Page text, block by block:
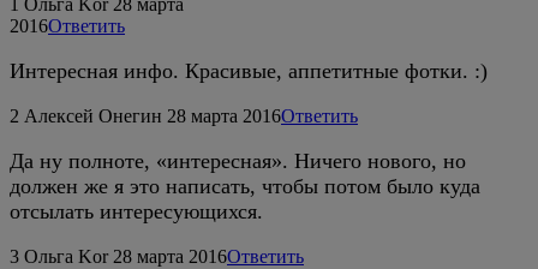
Ольга Kor 28 марта
2016Ответить
Интересная инфо. Красивые, аппетитные фотки. :)
2 Алексей Онегин 28 марта 2016Ответить
Да ну полноте, «интересная». Ничего нового, но
должен же я это написать, чтобы потом было куда
отсылать интересующихся.
3 Ольга Kor 28 марта 2016Ответить